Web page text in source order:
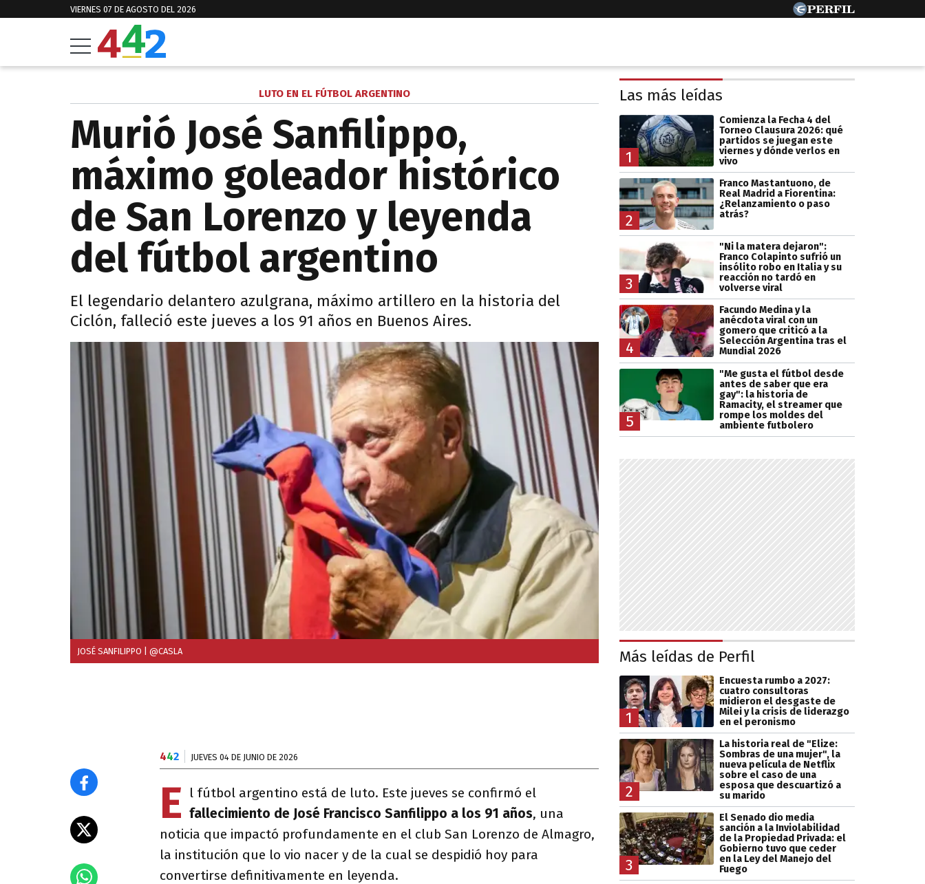
VIERNES 07 DE AGOSTO DEL 2026
LUTO EN EL FÚTBOL ARGENTINO
Murió José Sanfilippo,
máximo goleador histórico
de San Lorenzo y leyenda
del fútbol argentino
El legendario delantero azulgrana, máximo artillero en la historia del
Ciclón, falleció este jueves a los 91 años en Buenos Aires.
JOSÉ SANFILIPPO | @CASLA
442 JUEVES 04 DE JUNIO DE 2026
E
l fútbol argentino está de luto. Este jueves se confirmó el
fallecimiento de José Francisco Sanfilippo a los 91 años, una
noticia que impactó profundamente en el club San Lorenzo de Almagro,
la institución que lo vio nacer y de la cual se despidió hoy para
convertirse definitivamente en leyenda.
Las más leídas
1
Comienza la Fecha 4 del
Torneo Clausura 2026: qué
partidos se juegan este
viernes y dónde verlos en
vivo
2
Franco Mastantuono, de
Real Madrid a Fiorentina:
¿Relanzamiento o paso
atrás?
3
"Ni la matera dejaron":
Franco Colapinto sufrió un
insólito robo en Italia y su
reacción no tardó en
volverse viral
4
Facundo Medina y la
anécdota viral con un
gomero que criticó a la
Selección Argentina tras el
Mundial 2026
5
"Me gusta el fútbol desde
antes de saber que era
gay": la historia de
Ramacity, el streamer que
rompe los moldes del
ambiente futbolero
Más leídas de Perfil
1
Encuesta rumbo a 2027:
cuatro consultoras
midieron el desgaste de
Milei y la crisis de liderazgo
en el peronismo
2
La historia real de "Elize:
Sombras de una mujer", la
nueva película de Netflix
sobre el caso de una
esposa que descuartizó a
su marido
3
El Senado dio media
sanción a la Inviolabilidad
de la Propiedad Privada: el
Gobierno tuvo que ceder
en la Ley del Manejo del
Fuego